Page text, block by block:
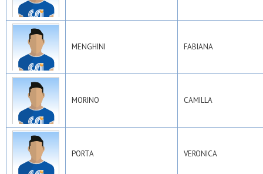
MENGHINI FABIANA
MORINO CAMILLA
PORTA VERONICA